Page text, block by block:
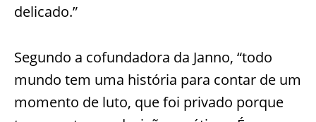
delicado.”
Segundo a cofundadora da Janno, “todo
mundo tem uma história para contar de um
momento de luto, que foi privado porque